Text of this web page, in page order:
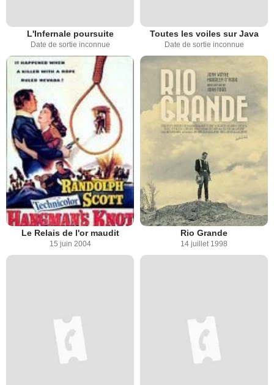
L'Infernale poursuite
Date de sortie inconnue
Toutes les voiles sur Java
Date de sortie inconnue
Le Relais de l'or maudit
15 juin 2004
Rio Grande
14 juillet 1998